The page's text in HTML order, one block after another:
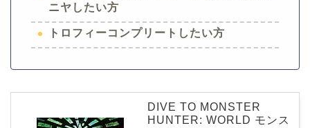
ニヤしたい方
トロフィーコンプリートしたい方
DIVE TO MONSTER
HUNTER: WORLD モンス